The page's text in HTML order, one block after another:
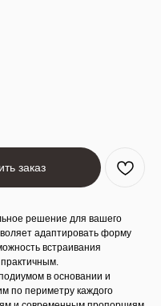
заказ
решение для вашего
адаптировать форму
встраивания
в основании и
по периметру каждого